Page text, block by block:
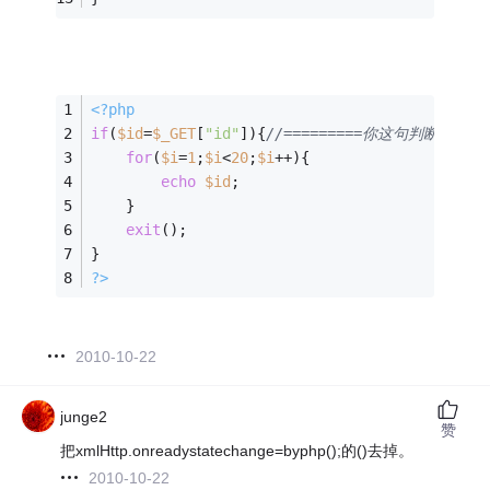
<?php
if($id=$_GET[ "id" ]){//=========你这句判断有问题
for($i=1 ;$i<20;$i++){
echo $id ;
    }
exit ();
}
?>
2010-10-22
junge2
把xmlHttp.onreadystatechange=byphp();的()去掉。
2010-10-22
赞